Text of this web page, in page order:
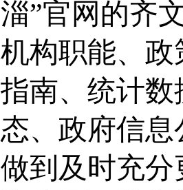
淄”官网的齐
机构职能、
指南、统计
态、政府信
做到及时充